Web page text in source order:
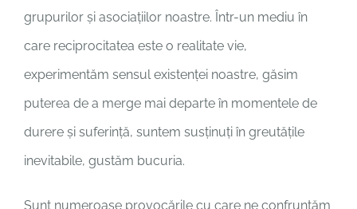
grupurilor și asociațiilor noastre. Într-un mediu în
care reciprocitatea este o realitate vie,
experimentăm sensul existenței noastre, găsim
puterea de a merge mai departe în momentele de
durere și suferință, suntem susținuți în greutățile
inevitabile, gustăm bucuria.
Sunt numeroase provocările cu care ne confruntăm